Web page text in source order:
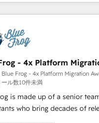
-Top 1% of partners
from your investment in
With our targeted
your digital
partner, we provide
forward. Since 2015 we are fully
to HubSpot and with an
we work with reputable
such as manufacturing,
services. We prepare a
case that demonstrates the
- 4x Platform
Blue Frog - 4x Platform Migration
ール数10件未満
is made up of a senior
who bring decades of